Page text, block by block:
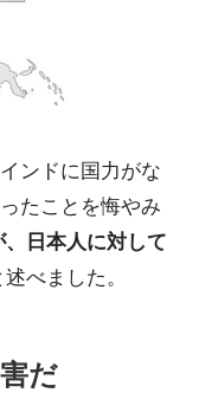
ンドに国力がな
たことを悔やみ
、日本人に対して
述べました。
だ